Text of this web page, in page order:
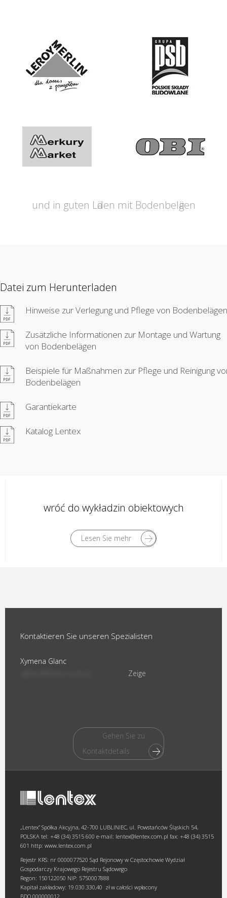
und in guten Lӓden mit Bodenbelӓgen
Datei zum Herunterladen
Hinweise zur Verlegung und Pflege von Bodenbelägen
Zusätzliche Informationen zur Montage und Wartung
von Bodenbelägen
Beispiele für Maßnahmen zur Pflege und Reinigung
Bodenbelägen
Garantiekarte
Katalog Lentex
wróć do wykładzin obiektowych
Lesen Sie mehr
Kontaktieren Sie unseren Spezialisten
Xymena Glanc
Zeige
Gehen Sie zu
Kontaktdetails
„Lentex” Spółka Akcyjna, 42-700 LUBLINIEC, ul. Powstańców Śląskich 54,
POLSKA tel: +48 (34) 3515 600 e-mail: lentex@lentex.com.pl fax: +48 (34) 3515
601 http: www.lentex.com.pl
Rejestr KRS: nr 0000077520 Sąd Rejonowy w Częstochowie Wydział
Gospodarczy Krajowego Rejestru Sądowego
Regon: 150122050 NIP: 5750007888
Kapitał zakładowy: 19.030.330,40 zł w całości wpłacony
BDO 000000012